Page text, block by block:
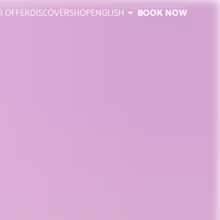
OFFERDISCOVERSHOPENGLISH BOOK NOW